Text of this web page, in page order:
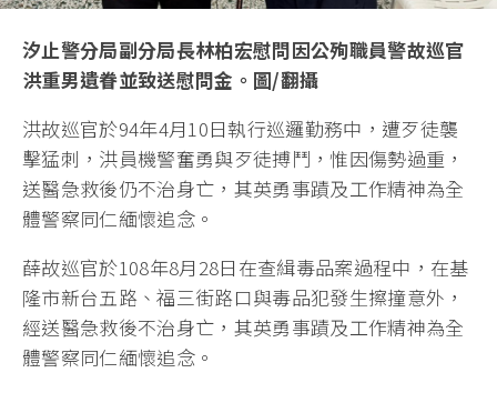
汐止警分局副分局長林柏宏慰問因公殉職員警故巡官
洪重男遺眷並致送慰問金。圖/翻攝
洪故巡官於94年4月10日執行巡邏勤務中，遭歹徒襲
擊猛刺，洪員機警奮勇與歹徒搏鬥，惟因傷勢過重，
送醫急救後仍不治身亡，其英勇事蹟及工作精神為全
體警察同仁緬懷追念。
薛故巡官於108年8月28日在查緝毒品案過程中，在基
隆市新台五路、福三街路口與毒品犯發生擦撞意外，
經送醫急救後不治身亡，其英勇事蹟及工作精神為全
體警察同仁緬懷追念。